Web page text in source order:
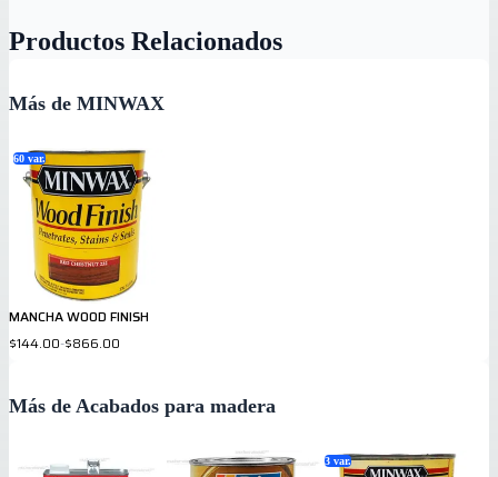
Productos Relacionados
Más de MINWAX
60 var.
MANCHA WOOD FINISH
$144.00-$866.00
Más de Acabados para madera
3 var.